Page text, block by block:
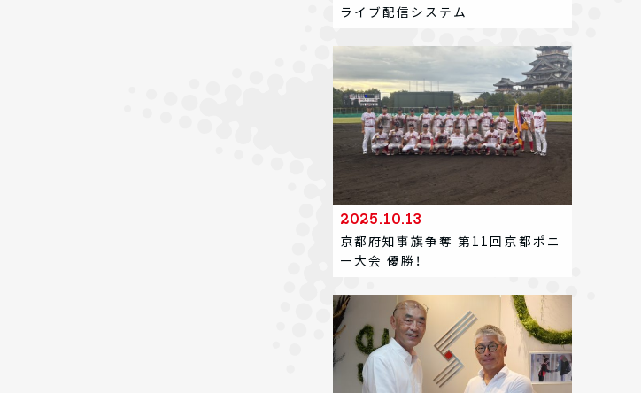
ライブ配信システム
2025.10.13
京都府知事旗争奪 第11回京都ポニ
ー大会 優勝！